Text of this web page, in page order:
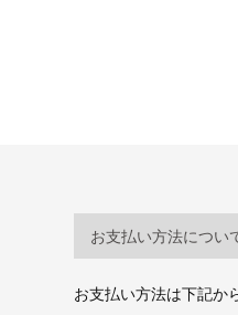
お支払い方法につい
お支払い方法は下記か